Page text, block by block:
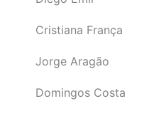
Cristiana França
Jorge Aragão
Domingos Costa